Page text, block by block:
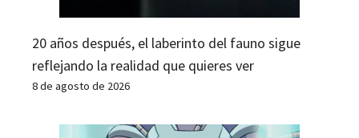
20 años después, el laberinto del fauno sigue
reflejando la realidad que quieres ver
8 de agosto de 2026